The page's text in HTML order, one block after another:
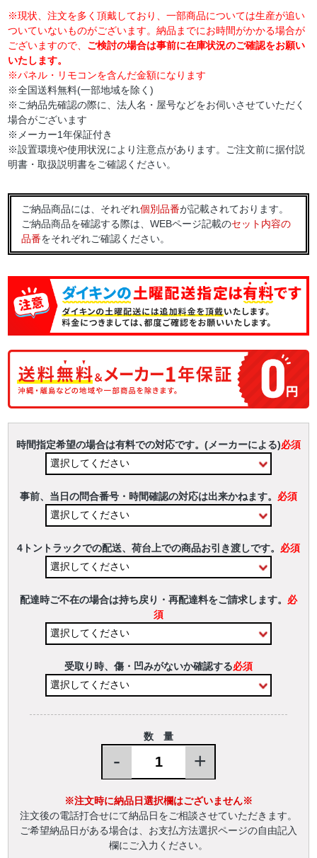
※現状、注文を多く頂戴しており、一部商品については生産が追い
ついていないものがございます。納品までにお時間がかかる場合が
ございますので、 ご検討の場合は事前に在庫状況のご確認をお願い
いたします。
※パネル・リモコンを含んだ金額になります
※全国送料無料(一部地域を除く)
※ご納品先確認の際に、法人名・屋号などをお伺いさせていただく
場合がございます
※メーカー1年保証付き
※設置環境や使用状況により注意点があります。ご注文前に据付説
明書・取扱説明書をご確認ください。
ご納品商品には、それぞれ個別品番が記載されております。
ご納品商品を確認する際は、WEBページ記載のセット内容の
品番をそれぞれご確認ください。
時間指定希望の場合は有料での対応です。(メーカーによる)必須
事前、当日の問合番号・時間確認の対応は出来かねます。 必須
4トントラックでの配送、荷台上での商品お引き渡しです。 必須
配達時ご不在の場合は持ち戻り・再配達料をご請求します。 必
須
受取り時、傷・凹みがないか確認する必須
数 量
- +
※注文時に納品日選択欄はございません※
注文後の電話打合せにて納品日をご相談させていただきます。
ご希望納品日がある場合は、お支払方法選択ページの自由記入
欄にご入力ください。